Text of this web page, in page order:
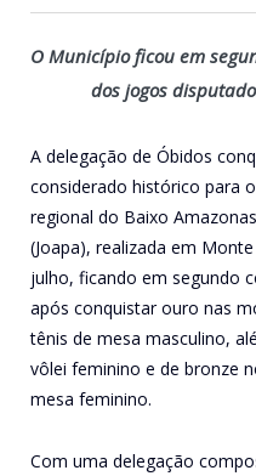
O Município ficou em
dos jogos
A delegação de Óbidos
considerado histórico para
regional do Baixo
(Joapa), realizada em
julho, ficando em segundo
após conquistar ouro nas
tênis de mesa masculino,
vôlei feminino e de bronze
mesa feminino.
Com uma delegação